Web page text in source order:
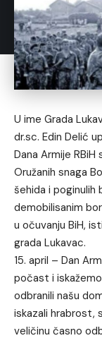
U ime Grada
dr.sc. Edin Delić
Dana Armije
Oružanih snaga
šehida i poginulih
demobilisanim
u očuvanju BiH,
grada Lukavac.
15. april – Dan
počast i
odbranili našu
iskazali hrabrost,
veličinu časno